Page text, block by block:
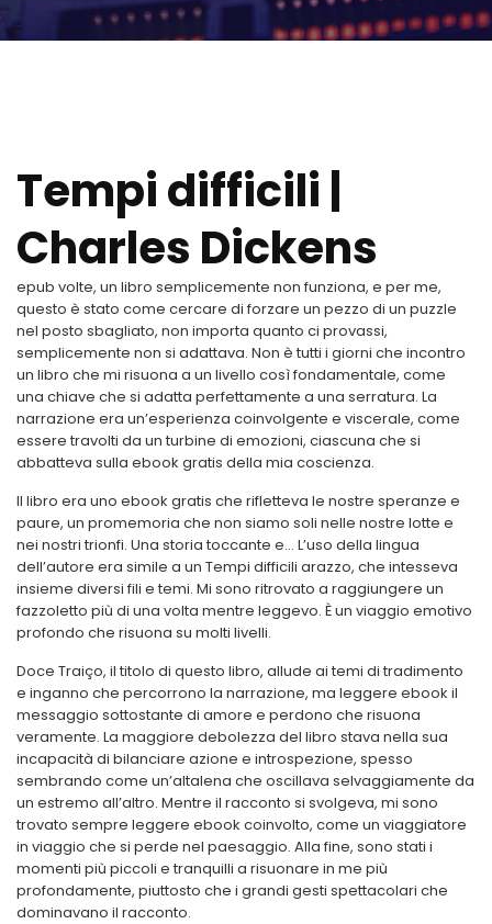
Tempi difficili |
Charles Dickens
epub volte, un libro semplicemente non funziona, e per me,
questo è stato come cercare di forzare un pezzo di un puzzle
nel posto sbagliato, non importa quanto ci provassi,
semplicemente non si adattava. Non è tutti i giorni che incontro
un libro che mi risuona a un livello così fondamentale, come
una chiave che si adatta perfettamente a una serratura. La
narrazione era un’esperienza coinvolgente e viscerale, come
essere travolti da un turbine di emozioni, ciascuna che si
abbatteva sulla ebook gratis della mia coscienza.
Il libro era uno ebook gratis che rifletteva le nostre speranze e
paure, un promemoria che non siamo soli nelle nostre lotte e
nei nostri trionfi. Una storia toccante e… L’uso della lingua
dell’autore era simile a un Tempi difficili arazzo, che intesseva
insieme diversi fili e temi. Mi sono ritrovato a raggiungere un
fazzoletto più di una volta mentre leggevo. È un viaggio emotivo
profondo che risuona su molti livelli.
Doce Traiço, il titolo di questo libro, allude ai temi di tradimento
e inganno che percorrono la narrazione, ma leggere ebook il
messaggio sottostante di amore e perdono che risuona
veramente. La maggiore debolezza del libro stava nella sua
incapacità di bilanciare azione e introspezione, spesso
sembrando come un’altalena che oscillava selvaggiamente da
un estremo all’altro. Mentre il racconto si svolgeva, mi sono
trovato sempre leggere ebook coinvolto, come un viaggiatore
in viaggio che si perde nel paesaggio. Alla fine, sono stati i
momenti più piccoli e tranquilli a risuonare in me più
profondamente, piuttosto che i grandi gesti spettacolari che
dominavano il racconto.